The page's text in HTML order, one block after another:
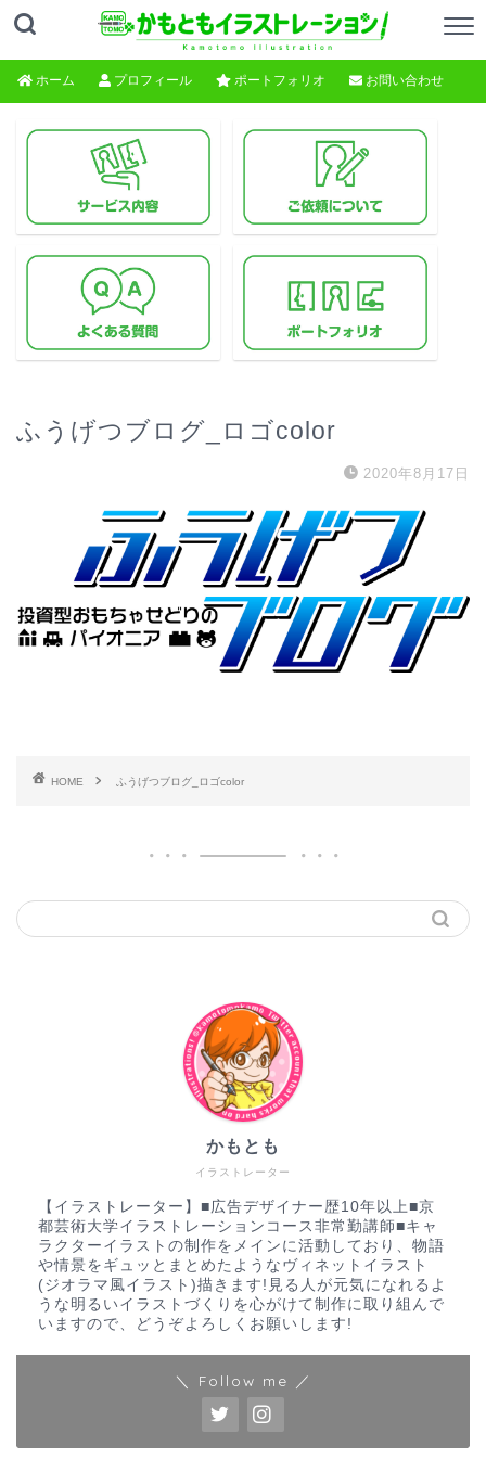
ホーム プロフィール ポートフォリオ お問い合わせ
ふうげつブログ_ロゴcolor
2020年8月17日
HOME ふうげつブログ_ロゴcolor
イラストレーター
かもとも
【イラストレーター】■広告デザイナー歴10年以上■京
都芸術大学イラストレーションコース非常勤講師■キャ
ラクターイラストの制作をメインに活動しており、物語
や情景をギュッとまとめたようなヴィネットイラスト
(ジオラマ風イラスト)描きます!見る人が元気になれるよ
うな明るいイラストづくりを心がけて制作に取り組んで
いますので、どうぞよろしくお願いします!
＼ Follow me ／